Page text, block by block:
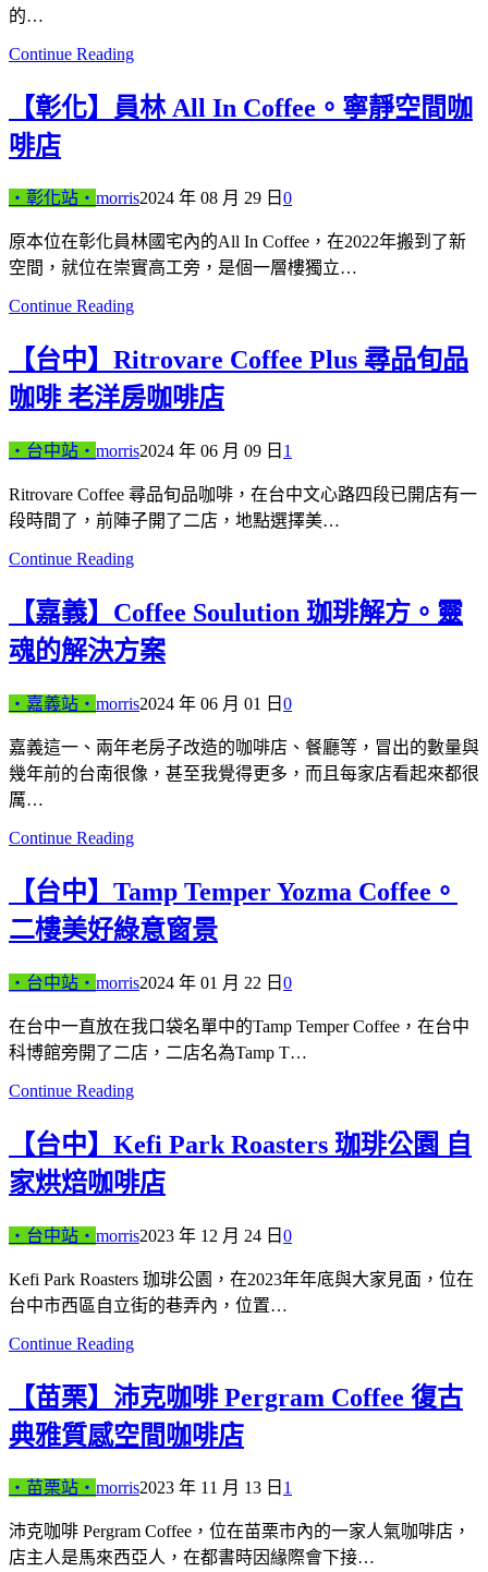
的…
Continue Reading
【彰化】員林 All In Coffee。寧靜空間咖
啡店
‧彰化站‧ morris2024 年 08 月 29 日 0
原本位在彰化員林國宅內的All In Coffee，在2022年搬到了新
空間，就位在崇實高工旁，是個一層樓獨立…
Continue Reading
【台中】Ritrovare Coffee Plus 尋品旬品
咖啡 老洋房咖啡店
‧台中站‧ morris2024 年 06 月 09 日 1
Ritrovare Coffee 尋品旬品咖啡，在台中文心路四段已開店有一
段時間了，前陣子開了二店，地點選擇美…
Continue Reading
【嘉義】Coffee Soulution 珈琲解方。靈
魂的解決方案
‧嘉義站‧ morris2024 年 06 月 01 日 0
嘉義這一、兩年老房子改造的咖啡店、餐廳等，冒出的數量與
幾年前的台南很像，甚至我覺得更多，而且每家店看起來都很
厲…
Continue Reading
【台中】Tamp Temper Yozma Coffee。
二樓美好綠意窗景
‧台中站‧ morris2024 年 01 月 22 日 0
在台中一直放在我口袋名單中的Tamp Temper Coffee，在台中
科博館旁開了二店，二店名為Tamp T…
Continue Reading
【台中】Kefi Park Roasters 珈琲公園 自
家烘焙咖啡店
‧台中站‧ morris2023 年 12 月 24 日 0
Kefi Park Roasters 珈琲公園，在2023年年底與大家見面，位在
台中市西區自立街的巷弄內，位置…
Continue Reading
【苗栗】沛克咖啡 Pergram Coffee 復古
典雅質感空間咖啡店
‧苗栗站‧ morris2023 年 11 月 13 日 1
沛克咖啡 Pergram Coffee，位在苗栗市內的一家人氣咖啡店，
店主人是馬來西亞人，在都書時因緣際會下接…